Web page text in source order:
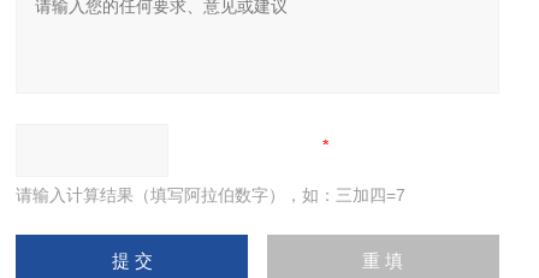
请输入计算结果（填写阿拉伯数字），如：三加四=7